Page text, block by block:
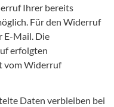
Ihrer bereits
Für den Widerruf
E-Mail. Die
erfolgten
vom Widerruf
Daten verbleiben bei